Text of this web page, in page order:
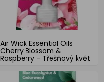
Air Wick Essential Oils
Cherry Blossom &
Raspberry - Třešňový květ
a malina, elektrický
osvěžovač náhradní náplň